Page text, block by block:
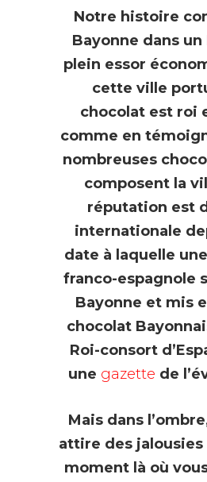
Notre histoire
Bayonne dans
plein essor
cette ville
chocolat est roi
comme en
nombreuses
composent la
réputation est
internationale
date à laquelle
franco-espagnole
Bayonne et mis
chocolat
Roi-consort
une gazette de
Mais dans
attire des jalousies
moment là où